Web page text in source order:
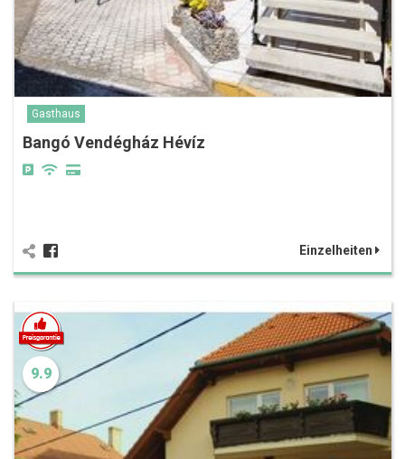
Gasthaus
Bangó Vendégház Hévíz
Einzelheiten
9.9